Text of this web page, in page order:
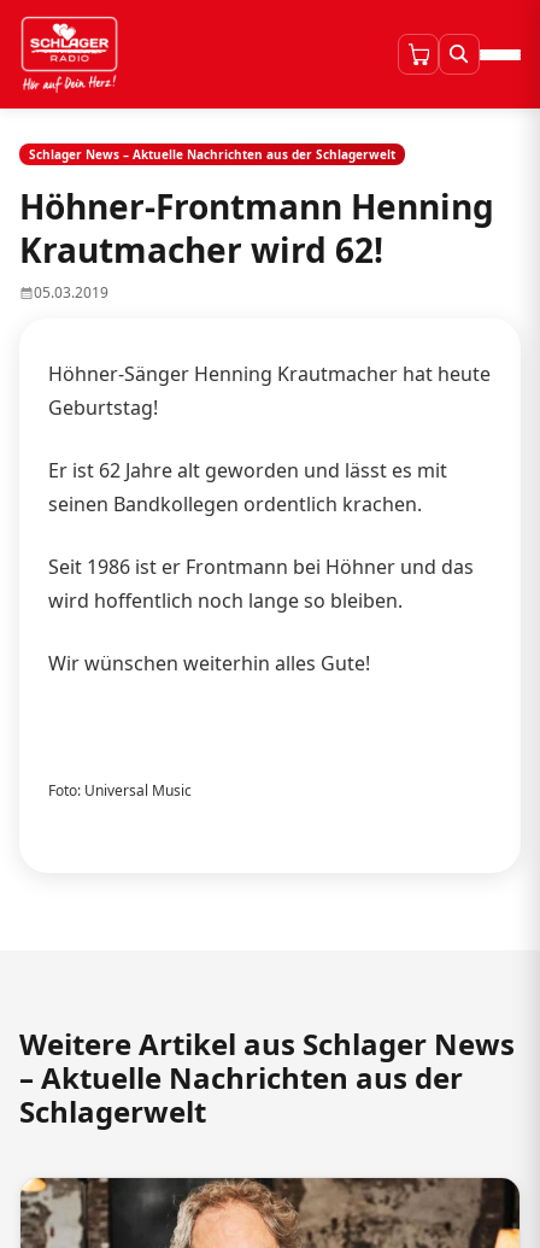
Schlager News – Aktuelle Nachrichten aus der Schlagerwelt
Höhner-Frontmann Henning
Krautmacher wird 62!
05.03.2019
Höhner-Sänger Henning Krautmacher hat heute
Geburtstag!
Er ist 62 Jahre alt geworden und lässt es mit
seinen Bandkollegen ordentlich krachen.
Seit 1986 ist er Frontmann bei Höhner und das
wird hoffentlich noch lange so bleiben.
Wir wünschen weiterhin alles Gute!
Foto: Universal Music
Weitere Artikel aus Schlager News
– Aktuelle Nachrichten aus der
Schlagerwelt